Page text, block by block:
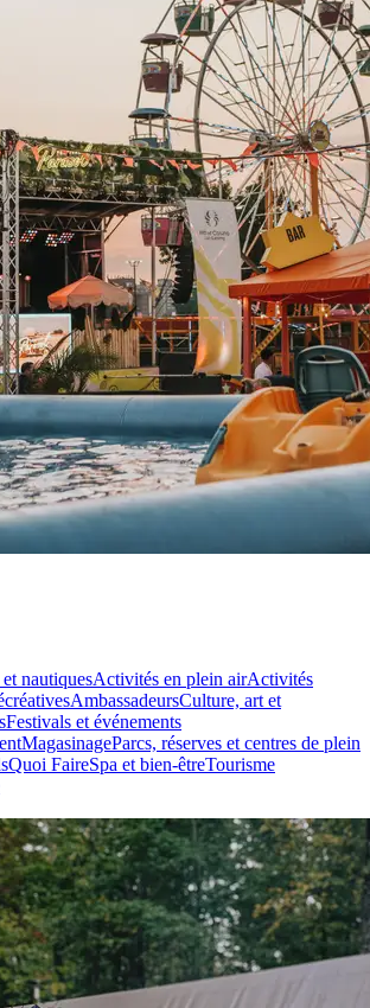
nautiquesActivités en plein airActivités
AmbassadeursCulture, art et
Festivals et événements
MagasinageParcs, réserves et centres de plein
Quoi FaireSpa et bien-êtreTourisme